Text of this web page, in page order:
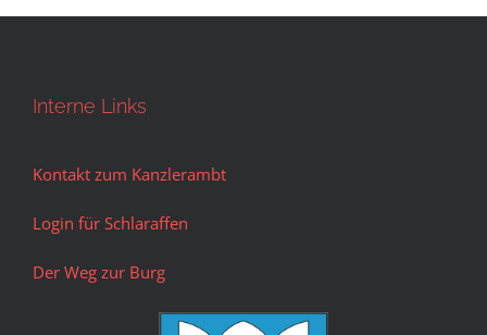
Interne Links
Kontakt zum Kanzlerambt
Login für Schlaraffen
Der Weg zur Burg